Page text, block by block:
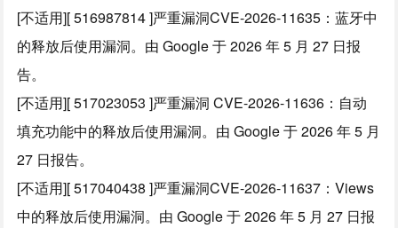
[不适用][ 516987814 ]严重漏洞CVE-2026-11635：蓝牙中
的释放后使用漏洞。由 Google 于 2026 年 5 月 27 日报
告。
[不适用][ 517023053 ]严重漏洞 CVE-2026-11636：自动
填充功能中的释放后使用漏洞。由 Google 于 2026 年 5 月
27 日报告。
[不适用][ 517040438 ]严重漏洞CVE-2026-11637：Views
中的释放后使用漏洞。由 Google 于 2026 年 5 月 27 日报